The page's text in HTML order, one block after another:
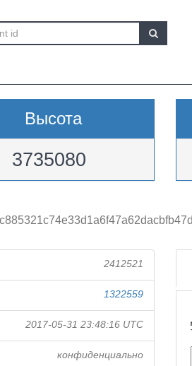
Высота
3735080
2412521
1322559
2017-05-31 23:48:16 UTC
конфиденциально